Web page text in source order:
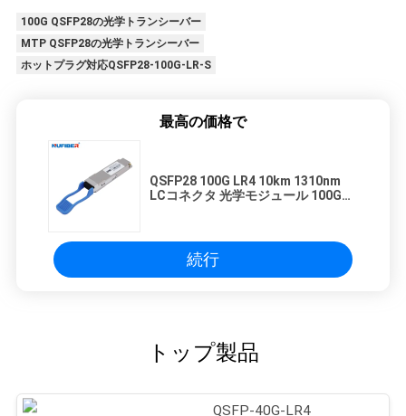
100G QSFP28の光学トランシーバー
MTP QSFP28の光学トランシーバー
ホットプラグ対応QSFP28-100G-LR-S
最高の価格で
QSFP28 100G LR4 10km 1310nm
LCコネクタ 光学モジュール 100G
続行
トップ製品
QSFP-40G-LR4